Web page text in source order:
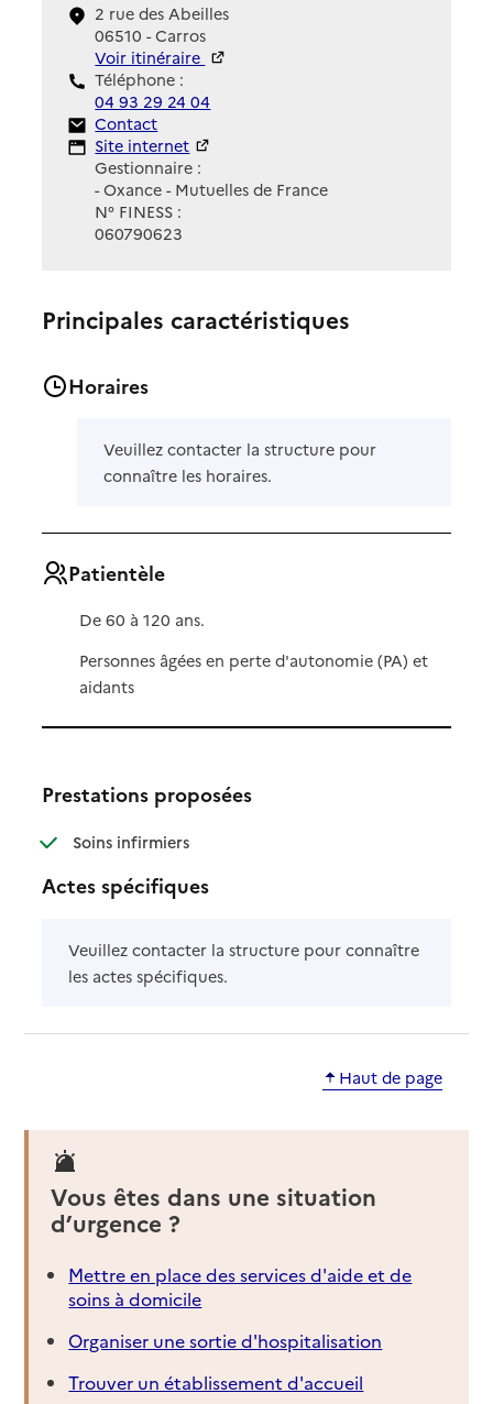
2 rue des Abeilles
06510 - Carros
Voir itinéraire
Téléphone :
04 93 29 24 04
Contact
Contact
Site Internet
Site internet
Gestionnaire :
- Oxance - Mutuelles de France
N° FINESS :
060790623
Principales caractéristiques
Horaires
Veuillez contacter la structure pour
connaître les horaires.
Patientèle
De 60 à 120 ans.
Personnes âgées en perte d'autonomie (PA) et
aidants
Prestations proposées
Soins infirmiers: disponible
: non disponible
Actes spécifiques
Veuillez contacter la structure pour connaître
les actes spécifiques.
Haut de page
Vous êtes dans une situation
d’urgence ?
Mettre en place des services d'aide et de
soins à domicile
Organiser une sortie d'hospitalisation
Trouver un établissement d'accueil